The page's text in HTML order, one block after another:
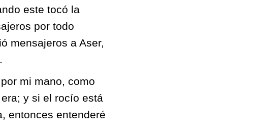
este tocó la
por todo
mensajeros a Aser,
mi mano, como
y si el rocío está
entonces entenderé